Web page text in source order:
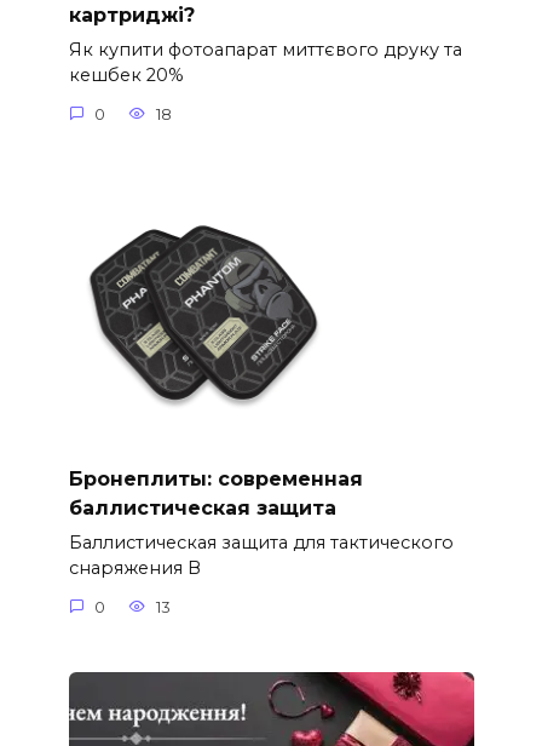
картриджі?
Як купити фотоапарат миттєвого друку та
кешбек 20%
0 18
Бронеплиты: современная
баллистическая защита
Баллистическая защита для тактического
снаряжения В
0 13